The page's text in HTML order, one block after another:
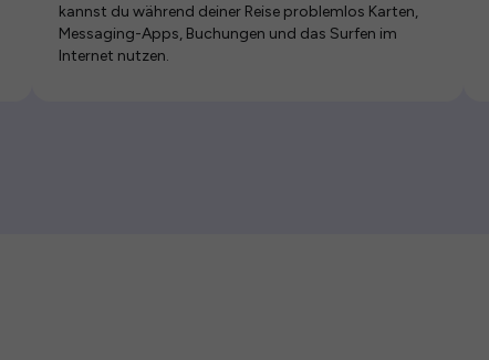
kannst du während deiner Reise problemlos Karten,
Messaging-Apps, Buchungen und das Surfen im
Internet nutzen.